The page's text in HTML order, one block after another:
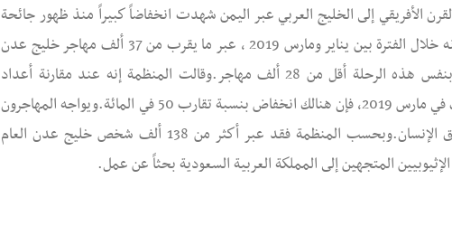
الأفريقي إلى الخليج العربي عبر اليمن شهدت انخفاضاً كبيراً منذ ظهور جائحة
فيروس كورونا المستجد.ووفقاً للمنظمة الدولية للهجرة فإنه خلال الفترة بين يناير ومارس 2019 ، عبر ما يقرب من 37 ألف مهاجر خليج عدن
للوصول إلى اليمن، وفي الربع الأول من هذا العام، قام بنفس هذه الرحلة أقل من 28 ألف مهاجر.وقالت المنظمة إنه عند مقارنة أعداد
المهاجرين الوافدين إلى اليمن في شهر مارس 2020 بأولئك في مارس 2019، فإن هنالك انخفاض بنسبة تقارب 50 في المائة.ويواجه المهاجرون
على طول الطريق مخاطر جسيمة متعلقة بالحماية وحقوق الإنسان.وبحسب المنظمة فقد عبر أكثر من 138 ألف شخص خليج عدن العام
المتجهين إلى المملكة العربية السعودية بحثاً عن عمل.